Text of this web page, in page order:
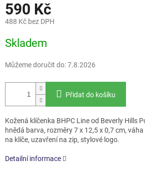
590 Kč
488 Kč bez DPH
cena:
Skladem
Můžeme doručit do:7.8.2026
Přidat do košíku
Kožená klíčenka BHPC Line od Beverly Hills
hnědá barva, rozměry 7 x 12,5 x 0,7 cm,
na klíče, uzavření na zip, stylové logo.
Detailní informace